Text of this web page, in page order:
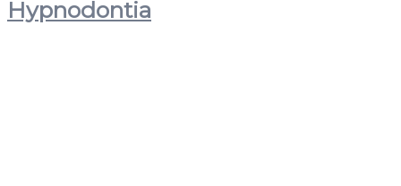
Hypnodontia